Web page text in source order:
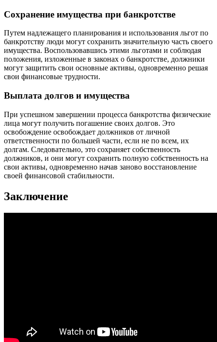
Сохранение имущества при банкротстве
Путем надлежащего планирования и использования льгот по
банкротству люди могут сохранить значительную часть своего
имущества. Воспользовавшись этими льготами и соблюдая
положения, изложенные в законах о банкротстве, должники
могут защитить свои основные активы, одновременно решая
свои финансовые трудности.
Выплата долгов и имущества
При успешном завершении процесса банкротства физические
лица могут получить погашение своих долгов. Это
освобождение освобождает должников от личной
ответственности по большей части, если не по всем, их
долгам. Следовательно, это сохраняет собственность
должников, и они могут сохранить полную собственность на
свои активы, одновременно начав заново восстановление
своей финансовой стабильности.
Заключение